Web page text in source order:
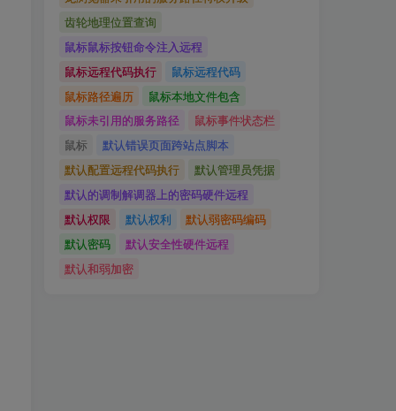
齿轮地理位置查询
鼠标鼠标按钮命令注入远程
鼠标远程代码执行
鼠标远程代码
鼠标路径遍历
鼠标本地文件包含
鼠标未引用的服务路径
鼠标事件状态栏
鼠标
默认错误页面跨站点脚本
默认配置远程代码执行
默认管理员凭据
默认的调制解调器上的密码硬件远程
默认权限
默认权利
默认弱密码编码
默认密码
默认安全性硬件远程
默认和弱加密